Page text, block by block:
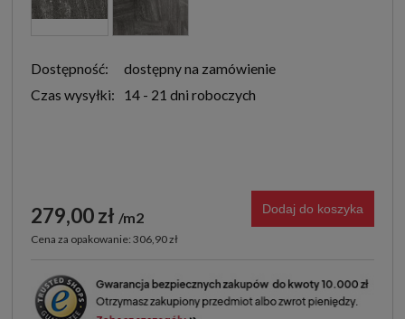
Dostępność:
dostępny na zamówienie
Czas wysyłki:
14 - 21 dni roboczych
279,00 zł m2
Cena za opakowanie: 306,90 zł
Dodaj do koszyka